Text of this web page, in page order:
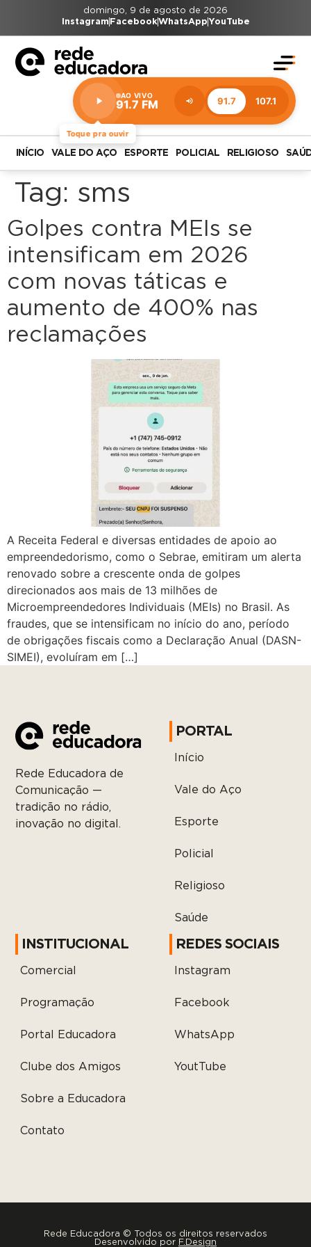
domingo, 9 de agosto de 2026
Instagram FacebookWhatsAppYouTube
Toque pra ouvir
AO VIVO
91.7 FM 91.7 107.1
Estação:
91.7
FM
INÍCIO VALE DO AÇO ESPORTE POLICIAL RELIGIOSO
Tag: sms
Golpes contra MEIs se
intensificam em 2026
com novas táticas e
aumento de 400% nas
reclamações
A Receita Federal e diversas entidades de apoio ao
empreendedorismo, como o Sebrae, emitiram um alerta
renovado sobre a crescente onda de golpes
direcionados aos mais de 13 milhões de
Microempreendedores Individuais (MEIs) no Brasil. As
fraudes, que se intensificam no início do ano, período
de obrigações fiscais como a Declaração Anual (DASN-
SIMEI), evoluíram em […]
Rede Educadora de
Comunicação —
tradição no rádio,
inovação no digital.
PORTAL
Início
Vale do Aço
Esporte
Policial
Religioso
Saúde
INSTITUCIONAL
Comercial
Programação
Portal Educadora
Clube dos Amigos
Sobre a Educadora
Contato
REDES SOCIAIS
Instagram
Facebook
WhatsApp
YoutTube
Rede Educadora © Todos os direitos reservados
Desenvolvido por F.Design